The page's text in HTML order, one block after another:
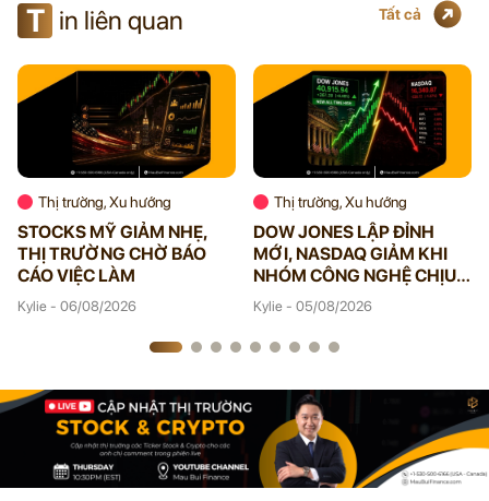
T in liên quan Tất cả
Thị trường, Xu hướng
STOCKS MỸ GIẢM NHẸ,
THỊ TRƯỜNG CHỜ BÁO
CÁO VIỆC LÀM
Kylie - 06/08/2026
Thị trường, Xu hướng
DOW JONES LẬP ĐỈNH
MỚI, NASDAQ GIẢM KHI
NHÓM CÔNG NGHỆ CHỊU
ÁP LỰC
Kylie - 05/08/2026